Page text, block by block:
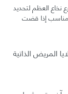
نخاع العظم لتحديد
مناسب إذا قضت
المريض الذاتية